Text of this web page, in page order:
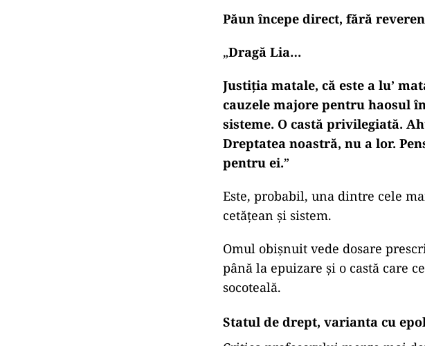
Păun începe direct, fără
„Dragă Lia…
Justiția matale, că este a lu’
cauzele majore pentru haosul
sisteme. O castă privilegiată.
Dreptatea noastră, nu a lor.
pentru ei.”
Este, probabil, una dintre cele
cetățean și sistem.
Omul obișnuit vede dosare
până la epuizare și o castă care
socoteală.
Statul de drept, varianta cu